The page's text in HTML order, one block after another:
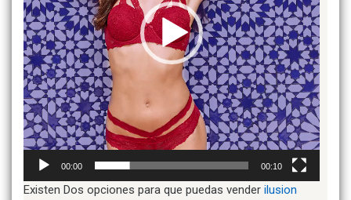
00:00 00:10
Existen Dos opciones para que puedas vender ilusion